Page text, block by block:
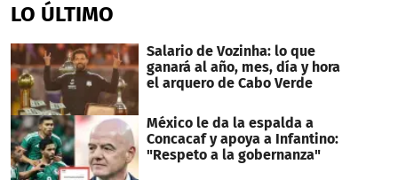
LO ÚLTIMO
Salario de Vozinha: lo que
ganará al año, mes, día y hora
el arquero de Cabo Verde
México le da la espalda a
Concacaf y apoya a Infantino:
"Respeto a la gobernanza"